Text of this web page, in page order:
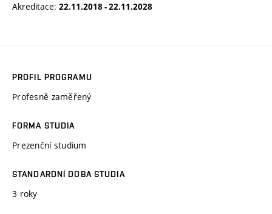
Akreditace: 22.11.2018 - 22.11.2028
PROFIL PROGRAMU
Profesně zaměřený
FORMA STUDIA
Prezenční studium
STANDARDNÍ DOBA STUDIA
3 roky